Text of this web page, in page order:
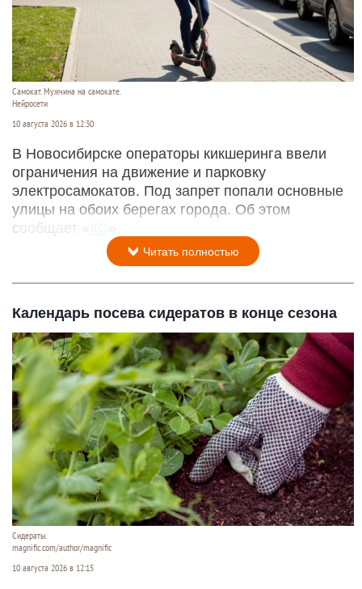
Самокат. Мужчина на самокате.
Нейросети
10 августа 2026 в 12:30
В Новосибирске операторы кикшеринга ввели
ограничения на движение и парковку
электросамокатов. Под запрет попали основные
улицы на обоих берегах города. Об этом
сообщает « КС
Читать полностью
Календарь посева сидератов в конце сезона
Сидераты.
magnific.com/author/magnific
10 августа 2026 в 12:15